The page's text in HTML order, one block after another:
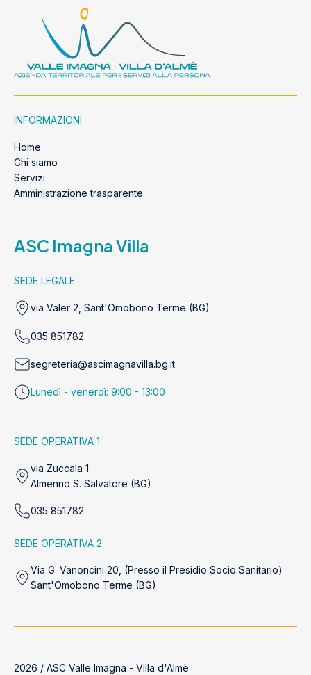
INFORMAZIONI
Home
Chi siamo
Servizi
Amministrazione trasparente
ASC Imagna Villa
SEDE LEGALE
via Valer 2, Sant'Omobono Terme (BG)
035 851782
segreteria@ascimagnavilla.bg.it
Lunedì - venerdì: 9:00 - 13:00
SEDE OPERATIVA 1
via Zuccala 1
Almenno S. Salvatore (BG)
035 851782
SEDE OPERATIVA 2
Via G. Vanoncini 20, (Presso il Presidio Socio Sanitario)
Sant'Omobono Terme (BG)
2026 / ASC Valle Imagna - Villa d'Almè